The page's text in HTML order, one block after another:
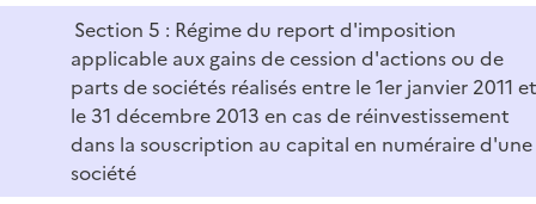
Section 5 : Régime du report d'imposition
applicable aux gains de cession d'actions ou de
parts de sociétés réalisés entre le 1er janvier 2011 et
le 31 décembre 2013 en cas de réinvestissement
dans la souscription au capital en numéraire d'une
société